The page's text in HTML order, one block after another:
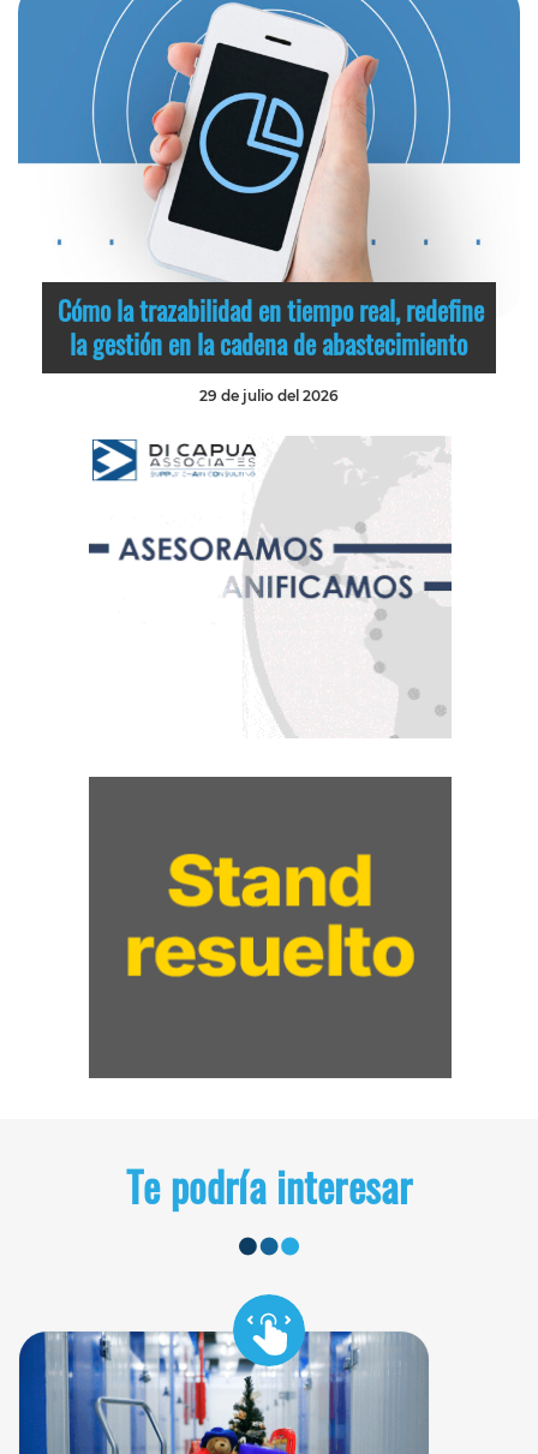
Cómo la trazabilidad en tiempo real, redefine
la gestión en la cadena de abastecimiento
29 de julio del 2026
Te podría interesar